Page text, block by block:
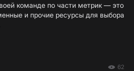
команде по части метрик — это
и прочие ресурсы для выбора
62